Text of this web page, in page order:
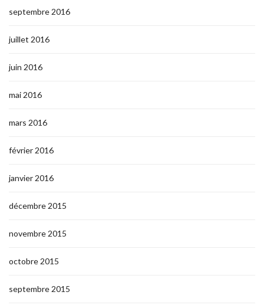
septembre 2016
juillet 2016
juin 2016
mai 2016
mars 2016
février 2016
janvier 2016
décembre 2015
novembre 2015
octobre 2015
septembre 2015